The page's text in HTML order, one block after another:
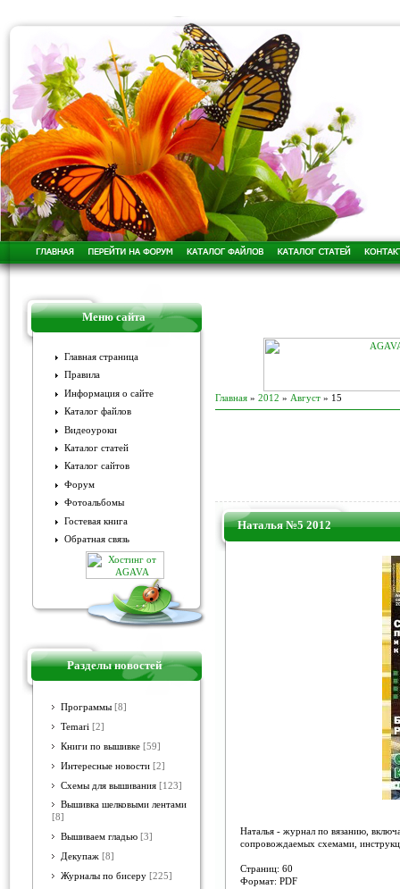
Меню сайта
Главная страница
Правила
Информация о сайте
Каталог файлов
Видеоуроки
Каталог статей
Каталог сайтов
Форум
Фотоальбомы
Гостевая книга
Обратная связь
Разделы новостей
Программы [8]
Temari [2]
Книги по вышивке [59]
Интересные новости [2]
Схемы для вышивания [123]
Вышивка шелковыми лентами
[8]
Вышиваем гладью [3]
Декупаж [8]
Журналы по бисеру [225]
Главная » 2012 » Август » 15
Наталья №5 2012
Наталья - журнал по вязанию,
сопровождаемых схемами,
Страниц: 60
Формат: PDF